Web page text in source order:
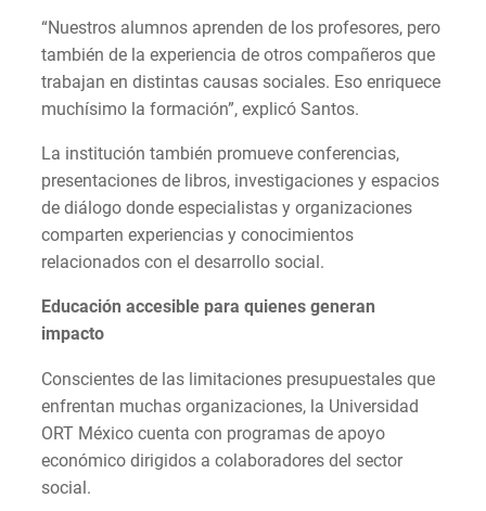
“Nuestros alumnos aprenden de los profesores, pero
también de la experiencia de otros compañeros que
trabajan en distintas causas sociales. Eso enriquece
muchísimo la formación”, explicó Santos.
La institución también promueve conferencias,
presentaciones de libros, investigaciones y espacios
de diálogo donde especialistas y organizaciones
comparten experiencias y conocimientos
relacionados con el desarrollo social.
Educación accesible para quienes generan
impacto
Conscientes de las limitaciones presupuestales que
enfrentan muchas organizaciones, la Universidad
ORT México cuenta con programas de apoyo
económico dirigidos a colaboradores del sector
social.